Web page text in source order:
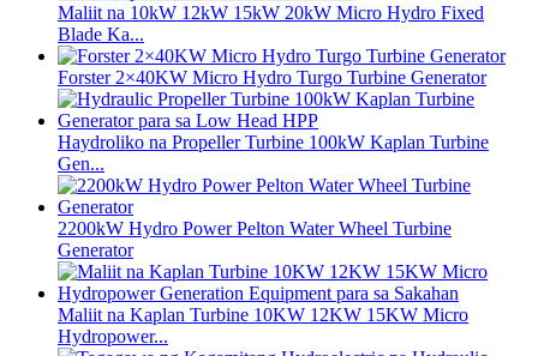
Maliit na 10kW 12kW 15kW 20kW Micro Hydro Fixed
Blade Ka...
Forster 2×40KW Micro Hydro Turgo Turbine Generator
Haydroliko na Propeller Turbine 100kW Kaplan Turbine
Gen...
2200kW Hydro Power Pelton Water Wheel Turbine
Generator
Maliit na Kaplan Turbine 10KW 12KW 15KW Micro
Hydropower...